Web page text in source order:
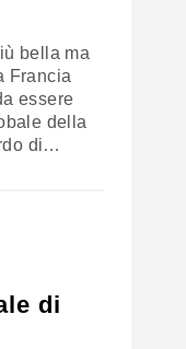
bella ma
Francia
essere
della
di
di